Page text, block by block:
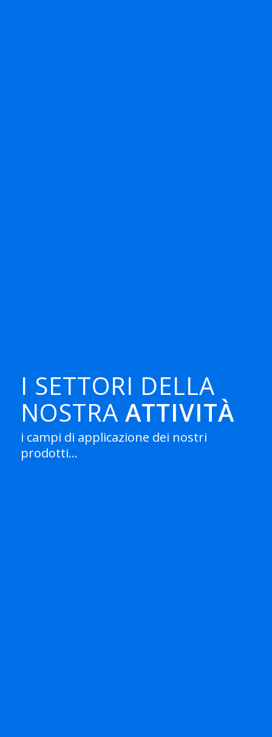
I SETTORI DELLA
NOSTRA ATTIVITÀ
i campi di applicazione dei nostri
prodotti…